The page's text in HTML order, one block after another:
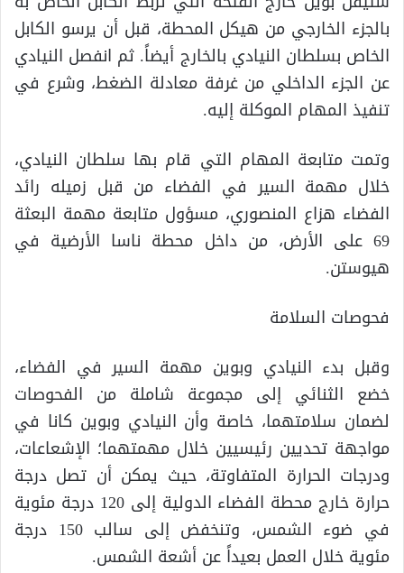
بالجزء الخارجي من هيكل المحطة، قبل أن يرسو الكابل
الخاص بسلطان النيادي بالخارج أيضاً. ثم انفصل النيادي
عن الجزء الداخلي من غرفة معادلة الضغط، وشرع في
تنفيذ المهام الموكلة إليه.
وتمت متابعة المهام التي قام بها سلطان النيادي،
خلال مهمة السير في الفضاء من قبل زميله رائد
الفضاء هزاع المنصوري، مسؤول متابعة مهمة البعثة
69 على الأرض، من داخل محطة ناسا الأرضية في
هيوستن.
فحوصات السلامة
وقبل بدء النيادي وبوين مهمة السير في الفضاء،
خضع الثنائي إلى مجموعة شاملة من الفحوصات
لضمان سلامتهما، خاصة وأن النيادي وبوين كانا في
مواجهة تحديين رئيسيين خلال مهمتهما؛ الإشعاعات،
ودرجات الحرارة المتفاوتة، حيث يمكن أن تصل درجة
حرارة خارج محطة الفضاء الدولية إلى 120 درجة مئوية
في ضوء الشمس، وتنخفض إلى سالب 150 درجة
مئوية خلال العمل بعيداً عن أشعة الشمس.